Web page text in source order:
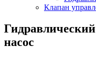
Клапан
насос